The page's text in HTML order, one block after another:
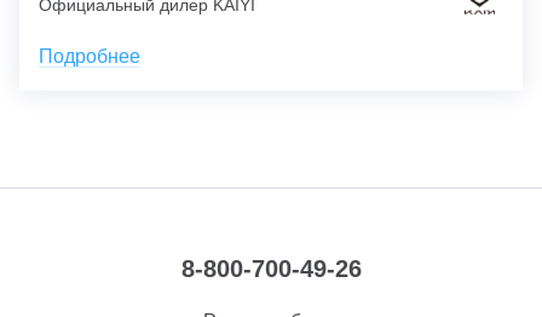
Официальный дилер KAIYI
Подробнее
8-800-700-49-26